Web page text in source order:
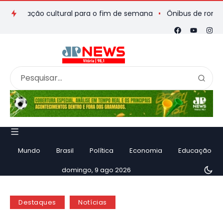
cultural para o fim de semana Ônibus de romeiros
Mundo Brasil Política Economia Educação
domingo, 9 ago 2026
Destaques Notícias